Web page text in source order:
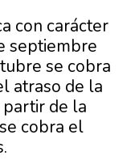
con carácter
septiembre
se cobra
atraso de la
de la
cobra el